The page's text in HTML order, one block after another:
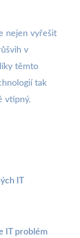
nejen vyřešit
v
těmto
tak
vtipný.
IT
IT problém